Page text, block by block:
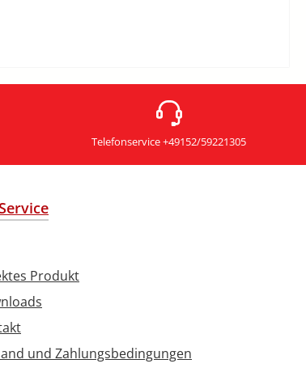
Telefonservice +49152/59221305
Produkt
und Zahlungsbedingungen